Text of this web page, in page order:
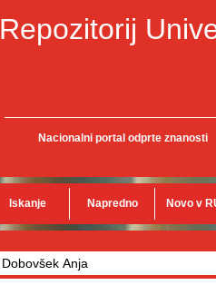
Repozitorij
Nacionalni portal odprte znanosti
Iskanje Napredno Novo v